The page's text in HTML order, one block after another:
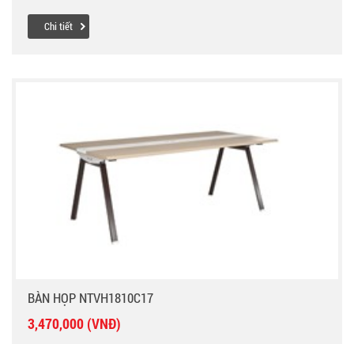
Chi tiết
BÀN HỌP NTVH1810C17
3,470,000 (VNĐ)